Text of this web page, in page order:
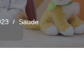
Saude